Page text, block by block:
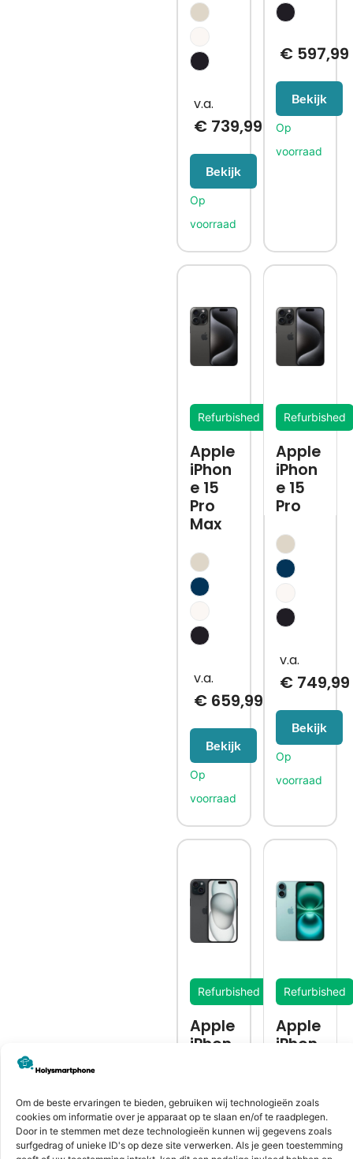
Om de beste ervaringen te bieden, gebruiken wij technologieën zoals
cookies om informatie over je apparaat op te slaan en/of te raadplegen.
Door in te stemmen met deze technologieën kunnen wij gegevens zoals
surfgedrag of unieke ID's op deze site verwerken. Als je geen toestemming
€739,99
Bekijk
€ 597,99
Bekijk
Refurbished
Apple
iPhon
e 15
Pro
Max
€659,99
Bekijk
Refurbished
Apple
iPhon
e 15
Pro
€ 749,99
Bekijk
Refurbished
Apple
iPhon
Refurbished
Apple
iPhon